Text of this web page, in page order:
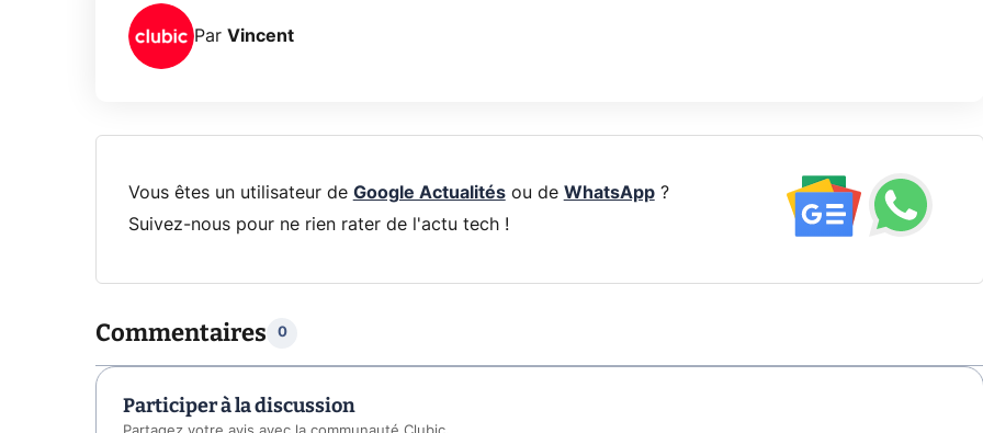
Par Vincent
Vous êtes un utilisateur de Google Actualitésou de WhatsApp?
Suivez-nous pour ne rien rater de l'actu tech !
Commentaires 0
Participer à la discussion